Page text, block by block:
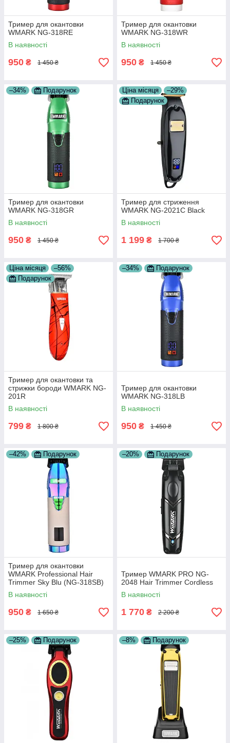
Тример для окантовки
WMARK NG-318RE
В наявності
950 ₴ 1 450 ₴
Тример для окантовки
WMARK NG-318WR
В наявності
950 ₴ 1 450 ₴
–34% Подарунок
Тример для окантовки
WMARK NG-318GR
В наявності
950 ₴ 1 450 ₴
Ціна місяця
–29%
Подарунок
Тример для стриження
WMARK NG-2021C Black
В наявності
1 199 ₴ 1 700 ₴
Ціна місяця
–56%
Подарунок
Тример для окантовки та
стрижки бороди WMARK NG-
201R
В наявності
799 ₴ 1 800 ₴
–34% Подарунок
Тример для окантовки
WMARK NG-318LB
В наявності
950 ₴ 1 450 ₴
–42% Подарунок
Тример для окантовки
WMARK Professional Hair
Trimmer Sky Blu (NG-318SB)
В наявності
950 ₴ 1 650 ₴
–20% Подарунок
Тример WMARK PRO NG-
2048 Hair Trimmer Cordless
В наявності
1 770 ₴ 2 200 ₴
–25% Подарунок –8% Подарунок